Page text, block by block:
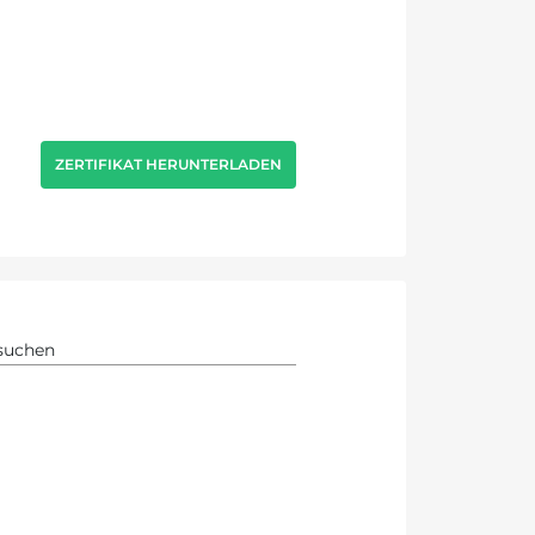
ZERTIFIKAT HERUNTERLADEN